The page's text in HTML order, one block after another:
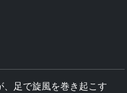
足で旋風を巻き起こす